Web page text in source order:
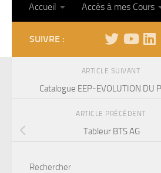
Accueil Accès à mes Cours
SUIVRE :
ARTICLE SUIVANT
Catalogue EEP-EVOLUTION DU
ARTICLE PRÉCÉDENT
Tableur BTS AG
Rechercher